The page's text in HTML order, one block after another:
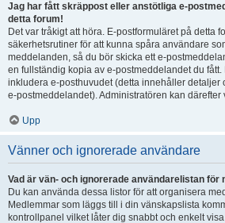
Jag har fått skräppost eller anstötliga e-
detta forum!
Det var tråkigt att höra. E-postformuläret på detta
säkerhetsrutiner för att kunna spåra användare
meddelanden, så du bör skicka ett e-
en fullständig kopia av e-postmeddelandet du fått.
inkludera e-posthuvudet (detta innehåller detaljer
e-postmeddelandet). Administratören kan därefter
Upp
Vänner och ignorerade användare
Vad är vän- och ignorerade användarelistan för
Du kan använda dessa listor för att organisera
Medlemmar som läggs till i din vänskapslista
kontrollpanel vilket låter dig snabbt och enkelt